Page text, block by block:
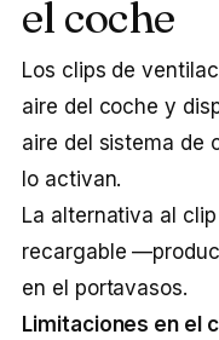
el coche
Los clips de
aire del coche y
aire del sistema de
lo activan.
La alternativa al
recargable
en el portavasos.
Limitaciones en el